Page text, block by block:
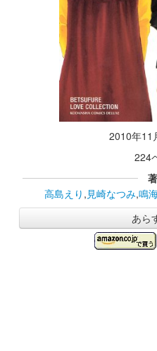
2010年11
224
高島えり , 見崎なつみ,鳴
あら